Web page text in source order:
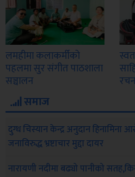
लमहीमा कलाकर्मीको
पहलमा सुर संगीत पाठशाला
सञ्चालन
समाज
दुग्ध चिस्यान केन्द्र अनुदान हिनामिना
जनाविरुद्ध भ्रष्टाचार मुद्दा दायर
नारायणी नदीमा बढ्यो पानीको